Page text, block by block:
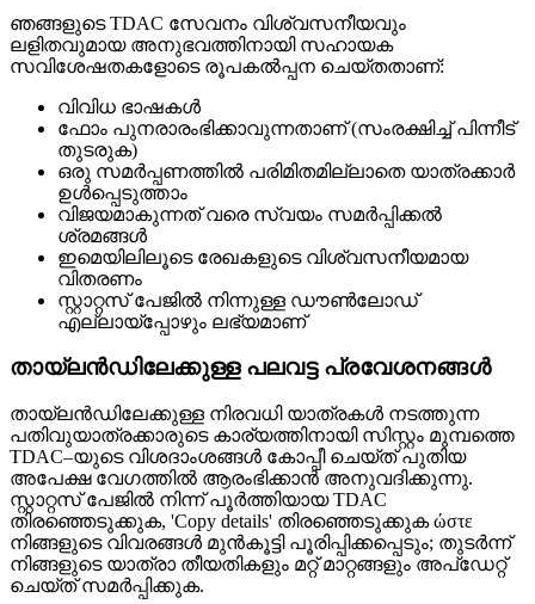
ഞങ്ങളുടെ TDAC സേവനം വിശ്വസനീയവും
ലളിതവുമായ അനുഭവത്തിനായി സഹായക
സവിശേഷതകളോടെ രൂപകൽപ്പന ചെയ്‌തതാണ്:
വിവിധ ഭാഷകൾ
ഫോം പുനരാരംഭിക്കാവുന്നതാണ് (സംരക്ഷിച്ച് പിന്നീട്
തുടരുക)
ഒരു സമർപ്പണത്തിൽ പരിമിതമില്ലാതെ യാത്രക്കാർ
ഉൾപ്പെടുത്താം
വിജയമാകുന്നത് വരെ സ്വയം സമർപ്പിക്കൽ
ശ്രമങ്ങൾ
ഇമെയിലിലൂടെ രേഖകളുടെ വിശ്വസനീയമായ
വിതരണം
സ്റ്റാറ്റസ് പേജിൽ നിന്നുള്ള ഡൗൺലോഡ്
എല്ലായ്പ്പോഴും ലഭ്യമാണ്
തായ്‌ലൻഡിലേക്കുള്ള പലവട്ട പ്രവേശനങ്ങൾ
തായ്‌ലന്‍ഡിലേക്കുള്ള നിരവധി യാത്രകൾ നടത്തുന്ന
പതിവുയാത്രക്കാരുടെ കാര്യത്തിനായി സിസ്റ്റം മുമ്പത്തെ
TDAC–യുടെ വിശദാംശങ്ങൾ കോപ്പീ ചെയ്ത് പുതിയ
അപേക്ഷ വേഗത്തിൽ ആരംഭിക്കാൻ അനുവദിക്കുന്നു.
സ്റ്റാറ്റസ് പേജിൽ നിന്ന് പൂർത്തിയായ TDAC
തിരഞ്ഞെടുക്കുക, 'Copy details' തിരഞ്ഞെടുക്കുക ώστε
നിങ്ങളുടെ വിവരങ്ങൾ മുൻകൂട്ടി പൂരിപ്പിക്കപ്പെടും; തുടർന്ന്
നിങ്ങളുടെ യാത്രാ തീയതികളും മറ്റ് മാറ്റങ്ങളും അപ്‌ഡേറ്റ്
ചെയ്ത് സമർപ്പിക്കുക.